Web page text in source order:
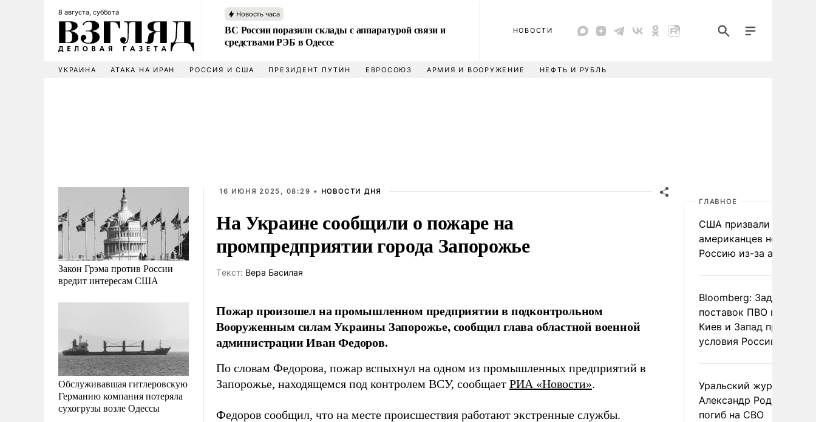
8 августа, суббота Новость часа
ВС России поразили склады с аппаратурой связи и
средствами РЭБ в Одессе
НОВОСТИ
УКРАИНА АТАКА НА ИРАН РОССИЯ И США ПРЕЗИДЕНТ ПУТИН ЕВРОСОЮЗ АРМИЯ И ВООРУЖЕНИЕ НЕФТЬ И РУБЛЬ
Закон Грэма против России
вредит интересам США
Обслуживавшая гитлеровскую
Германию компания потеряла
сухогрузы возле Одессы
16 ИЮНЯ 2025, 08:29 • НОВОСТИ ДНЯ
На Украине сообщили о пожаре на
промпредприятии города Запорожье
Tекст: Вера Басилая
Пожар произошел на промышленном предприятии в подконтрольном
Вооруженным силам Украины Запорожье, сообщил глава областной военной
администрации Иван Федоров.
По словам Федорова, пожар вспыхнул на одном из промышленных предприятий в
Запорожье, находящемся под контролем ВСУ, сообщает РИА «Новости».
Федоров сообщил, что на месте происшествия работают экстренные службы.
ГЛАВНОЕ
США призвали
американцев не
Россию из-за атак ВСУ
Bloomberg: Задержка
поставок ПВО вынудит
Киев и Запад принять
условия России
Уральский журналист
Александр Родионов
погиб на СВО